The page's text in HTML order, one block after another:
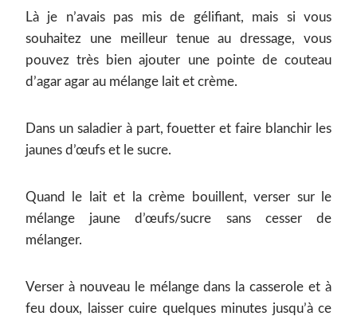
Là je n’avais pas mis de gélifiant, mais si vous
souhaitez une meilleur tenue au dressage, vous
pouvez très bien ajouter une pointe de couteau
d’agar agar au mélange lait et crème.
Dans un saladier à part, fouetter et faire blanchir les
jaunes d’œufs et le sucre.
Quand le lait et la crème bouillent, verser sur le
mélange jaune d’œufs/sucre sans cesser de
mélanger.
Verser à nouveau le mélange dans la casserole et à
feu doux, laisser cuire quelques minutes jusqu’à ce